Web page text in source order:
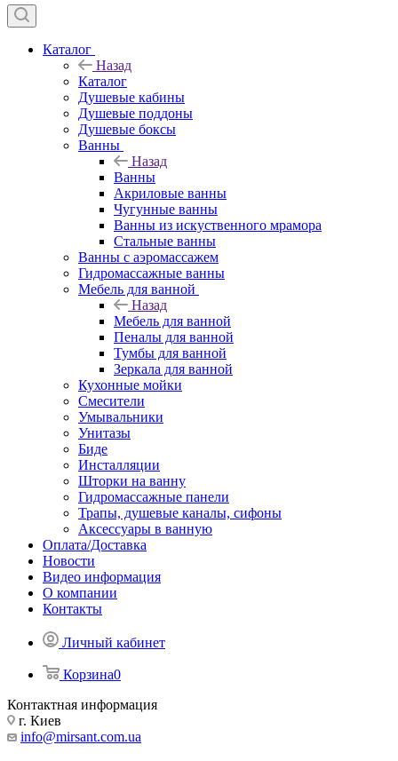
Каталог
Назад
Каталог
Душевые кабины
Душевые поддоны
Душевые боксы
Ванны
Назад
Ванны
Акриловые ванны
Чугунные ванны
Ванны из искуственного мрамора
Стальные ванны
Ванны с аэромассажем
Гидромассажные ванны
Мебель для ванной
Назад
Мебель для ванной
Пеналы для ванной
Тумбы для ванной
Зеркала для ванной
Кухонные мойки
Смесители
Умывальники
Унитазы
Биде
Инсталляции
Шторки на ванну
Гидромассажные панели
Трапы, душевые каналы, сифоны
Аксессуары в ванную
Оплата/Доставка
Новости
Видео информация
О компании
Контакты
Личный кабинет
Корзина0
Контактная информация
г. Киев
info@mirsant.com.ua